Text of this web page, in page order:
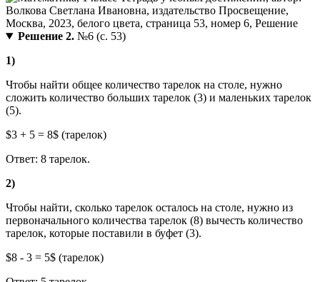
Решение 2.№6 (с. 53)
1)
Чтобы найти общее количество тарелок на столе, нужно
сложить количество больших тарелок (3) и маленьких тарелок
(5).
$3 + 5 = 8$ (тарелок)
Ответ: 8 тарелок.
2)
Чтобы найти, сколько тарелок осталось на столе, нужно из
первоначального количества тарелок (8) вычесть количество
тарелок, которые поставили в буфет (3).
$8 - 3 = 5$ (тарелок)